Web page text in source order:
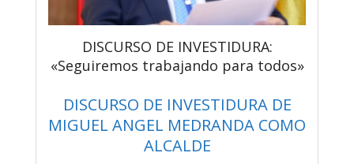
DISCURSO DE INVESTIDURA:
«Seguiremos trabajando para todos»
DISCURSO DE INVESTIDURA DE
MIGUEL ANGEL MEDRANDA COMO
ALCALDE